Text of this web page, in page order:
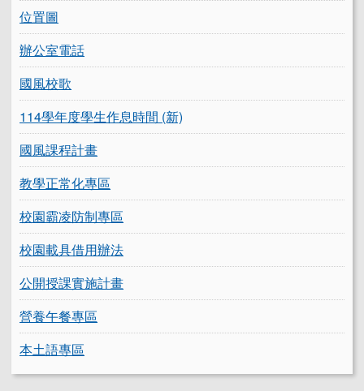
位置圖
辦公室電話
國風校歌
114學年度學生作息時間 (新)
國風課程計畫
教學正常化專區
校園霸凌防制專區
校園載具借用辦法
公開授課實施計畫
營養午餐專區
本土語專區